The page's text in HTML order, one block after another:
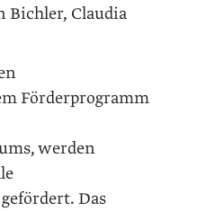
Bichler, Claudia
Förderprogramm
werden
Das